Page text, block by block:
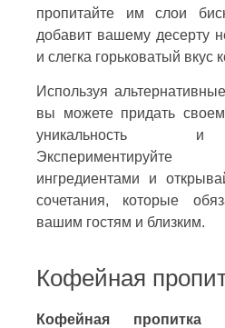
пропитайте им слои
добавит вашему десерту
и слегка горьковатый вкус
Используя
вы можете придать
уникальность и
ингредиентами и
сочетания, которые
вашим гостям и близким.
Кофейная
Кофейная пропитка-